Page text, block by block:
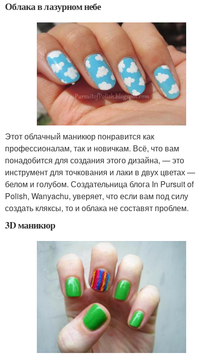
Облака в лазурном небе
Этот облачный маникюр понравится как
профессионалам, так и новичкам. Всё, что вам
понадобится для создания этого дизайна, — это
инструмент для точкования и лаки в двух цветах —
белом и голубом. Создательница блога In Pursuit of
Polish, Wanyachu, уверяет, что если вам под силу
создать кляксы, то и облака не составят проблем.
3D маникюр